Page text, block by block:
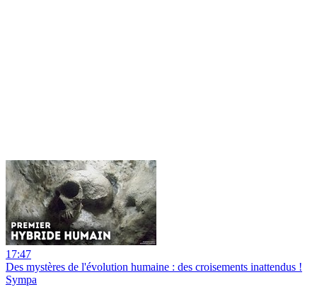
17:47
Des mystères de l'évolution humaine : des croisements inattendus !
Sympa